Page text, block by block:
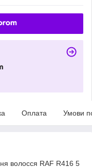
Оплата Умови
волосся RAF R416 5